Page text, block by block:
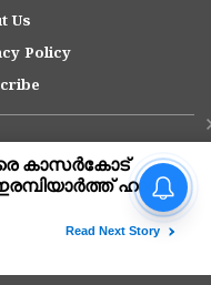
Us
Policy
നഗരസഭയിലെ
ഉച്ചൂളിക്കുതിർ
ഇടപെടൽ;